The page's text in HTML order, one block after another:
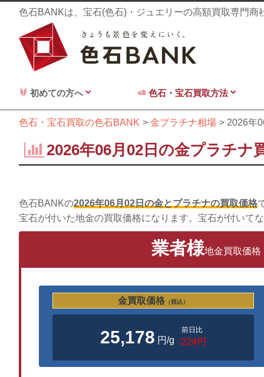
色石BANKは、宝石(色石)・ジュエリーの高額買取専門商
初めての方へ 色石・宝石買取方法
色石・宝石買取の色石BANK 金プラチナ相場 2026年
2026年06月02日の金プラチナ
色石BANKの2026年06月02日の金とプラチナの買取価格
宝石が付いた地金の買取価格になります。宝石が付いて
業者様地金買取価格
金買取価格（税込）
25,178 円/g
前日比
-224円